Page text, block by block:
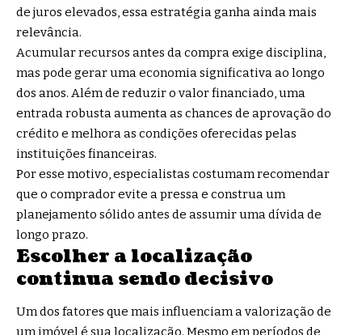
de juros elevados, essa estratégia ganha ainda mais
relevância.
Acumular recursos antes da compra exige disciplina,
mas pode gerar uma economia significativa ao longo
dos anos. Além de reduzir o valor financiado, uma
entrada robusta aumenta as chances de aprovação do
crédito e melhora as condições oferecidas pelas
instituições financeiras.
Por esse motivo, especialistas costumam recomendar
que o comprador evite a pressa e construa um
planejamento sólido antes de assumir uma dívida de
longo prazo.
Escolher a localização
continua sendo decisivo
Um dos fatores que mais influenciam a valorização de
um imóvel é sua localização. Mesmo em períodos de